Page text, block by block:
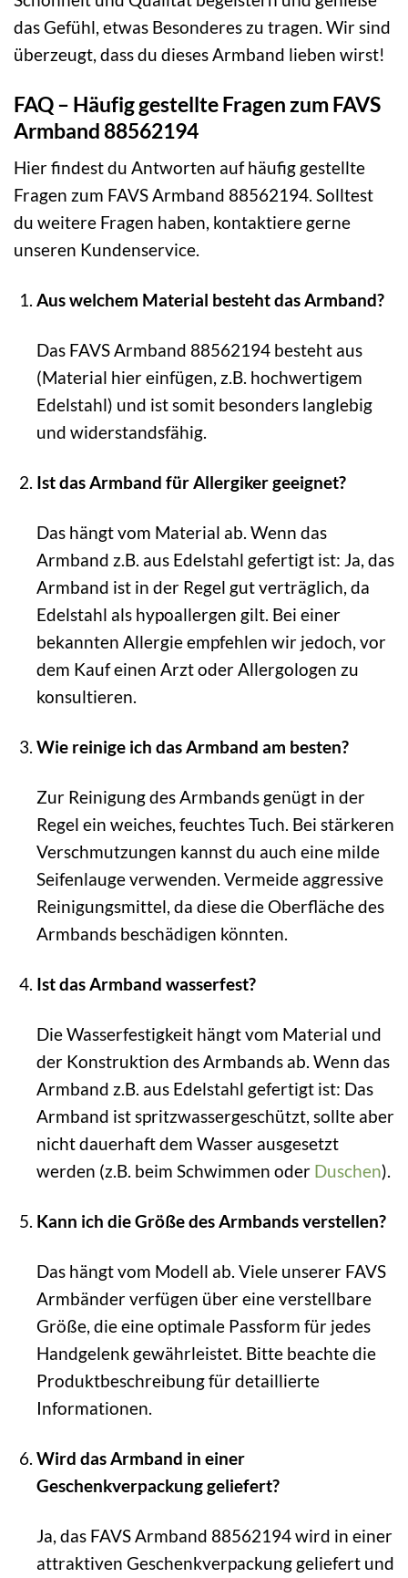
das Gefühl, etwas Besonderes zu tragen. Wir sind
überzeugt, dass du dieses Armband lieben wirst!
FAQ – Häufig gestellte Fragen zum FAVS
Armband 88562194
Hier findest du Antworten auf häufig gestellte
Fragen zum FAVS Armband 88562194. Solltest
du weitere Fragen haben, kontaktiere gerne
unseren Kundenservice.
Aus welchem Material besteht das Armband?
Das FAVS Armband 88562194 besteht aus
(Material hier einfügen, z.B. hochwertigem
Edelstahl) und ist somit besonders langlebig
und widerstandsfähig.
Ist das Armband für Allergiker geeignet?
Das hängt vom Material ab. Wenn das
Armband z.B. aus Edelstahl gefertigt ist: Ja, das
Armband ist in der Regel gut verträglich, da
Edelstahl als hypoallergen gilt. Bei einer
bekannten Allergie empfehlen wir jedoch, vor
dem Kauf einen Arzt oder Allergologen zu
konsultieren.
Wie reinige ich das Armband am besten?
Zur Reinigung des Armbands genügt in der
Regel ein weiches, feuchtes Tuch. Bei stärkeren
Verschmutzungen kannst du auch eine milde
Seifenlauge verwenden. Vermeide aggressive
Reinigungsmittel, da diese die Oberfläche des
Armbands beschädigen könnten.
Ist das Armband wasserfest?
Die Wasserfestigkeit hängt vom Material und
der Konstruktion des Armbands ab. Wenn das
Armband z.B. aus Edelstahl gefertigt ist: Das
Armband ist spritzwassergeschützt, sollte aber
nicht dauerhaft dem Wasser ausgesetzt
werden (z.B. beim Schwimmen oder Duschen).
Kann ich die Größe des Armbands verstellen?
Das hängt vom Modell ab. Viele unserer FAVS
Armbänder verfügen über eine verstellbare
Größe, die eine optimale Passform für jedes
Handgelenk gewährleistet. Bitte beachte die
Produktbeschreibung für detaillierte
Informationen.
Wird das Armband in einer
Geschenkverpackung geliefert?
Ja, das FAVS Armband 88562194 wird in einer
attraktiven Geschenkverpackung geliefert und